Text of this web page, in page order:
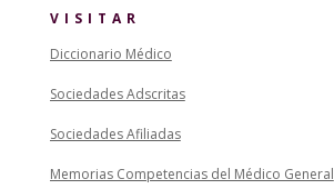
VISITAR
Diccionario Médico
Sociedades Adscritas
Sociedades Afiliadas
Memorias Competencias del Médico General